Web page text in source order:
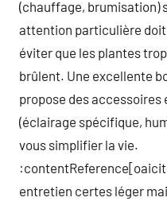
(chauffage, brumisation)
attention particulière doit
éviter que les plantes
brûlent. Une excellente
propose des
(éclairage spécifique,
vous simplifier la vie.
entretien certes léger